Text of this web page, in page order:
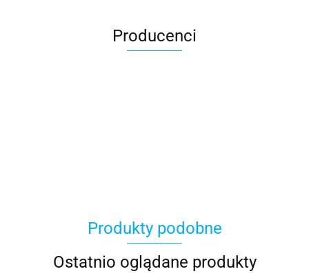
Producenci
Produkty podobne
Ostatnio oglądane produkty